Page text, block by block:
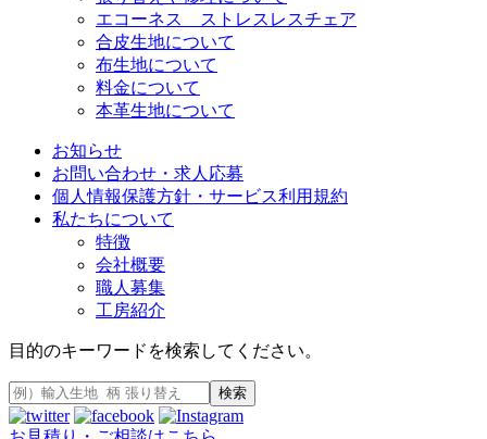
エコーネス ストレスレスチェア
合皮生地について
布生地について
料金について
本革生地について
お知らせ
お問い合わせ・求人応募
個人情報保護方針・サービス利用規約
私たちについて
特徴
会社概要
職人募集
工房紹介
目的のキーワードを検索してください。
検索